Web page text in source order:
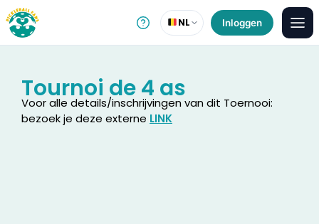
Tournoi de 4 as
Voor alle details/inschrijvingen van dit Toernooi:
bezoek je deze externe LINK
NL Inloggen